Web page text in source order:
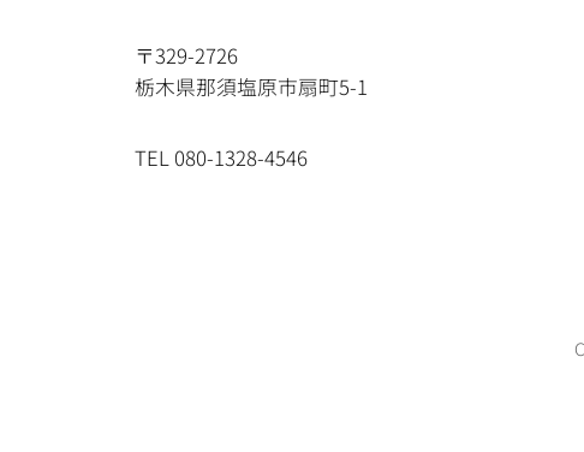
〒329-2726
栃木県那須塩原市扇町5-1
TEL 080-1328-4546